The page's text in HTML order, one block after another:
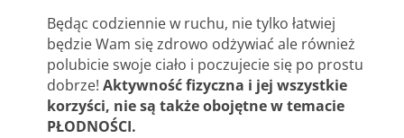
Będąc codziennie w ruchu, nie tylko łatwiej
będzie Wam się zdrowo odżywiać ale również
polubicie swoje ciało i poczujecie się po prostu
dobrze!Aktywność fizyczna i jej wszystkie
korzyści, nie są także obojętne w temacie
PŁODNOŚCI.